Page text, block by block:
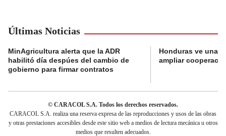
Últimas Noticias
MinAgricultura alerta que la ADR
habilitó día despúes del cambio de
gobierno para firmar contratos
Honduras ve una
ampliar
© CARACOL S.A. Todos los derechos reservados.
CARACOL S.A. realiza una reserva expresa de las reproducciones y usos de las obras
y otras prestaciones accesibles desde este sitio web a medios de lectura mecánica u otros
medios que resulten adecuados.